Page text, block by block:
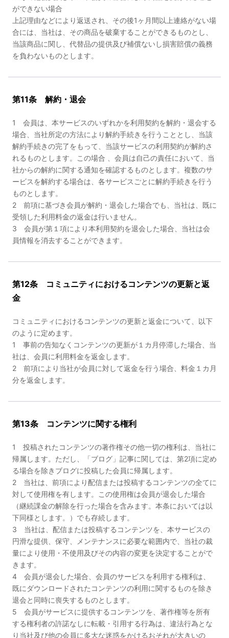
ができない場合
上記理由などにより返送され、その後1ヶ月間以上連絡がない場
合には、当社は、その商品を破棄することができるものとし、
当該商品に関し、代替品の提供及び補償ないし損害賠償の義務
を負わないものとします。
第11条 解約・退会
1 会員は、本サービスのいずれかを利用契約を解約・退会する
場合、当社所定の方法により解約手続きを行うこととし、当該
解約手続きの完了をもって、当該サービスの利用契約が解約さ
れるものとします。この場合 、会員は自己の責任において、当
社からの解約に関する通知を確認するものとします。複数のサ
ービスを解約する場合は、各サービスごとに解約手続きを行う
ものとします。
2 前項に基づき会員が解約・退会した場合でも、当社は、既に
受領した利用料金の返金は行いません。
3 会員が第１項により本利用契約を退会した場合、当社は会
員情報を消去することができます。
第12条 コミュニティにおけるコンテンツの更新と返
金
コミュニティにおけるコンテンツの更新と返金について、以下
のように定めます。
1 事前の告知なくコンテンツの更新が１カ月停滞した場合、当
社は、会員に利用料金を返金します。
2 前項により当社が会員に対して返金を行う場合、料金１カ月
分を返金します。
第13条 コンテンツに関する権利
1 投稿されたコンテンツの著作権その他一切の権利は、当社に
帰属します。ただし、「ブログ」記事に関しては、第2項に定め
る場合を除きブログに投稿した会員に帰属します。
2 当社は、前項により配信または投稿するコンテンツの全てに
対して使用権を有します。この使用権は会員が退会した場合
（継続課金の解除を行った場合を含みます。本条においては以
下同様とします。）でも存続します。
3 当社は、配信または投稿するコンテンツを、本サービスの
円滑な提供、保守、メンテナンスに必要な範囲内で、当社の裁
量により使用・不使用及びその内容の変更を決定することがで
きます。
4 会員が退会した場合、会員のサービスを利用する権利は、
既にダウンロードされたコンテンツの利用に関するものを除き
退会と同時に喪失するものとします。
5 会員がサービスに提供するコンテンツを、著作権等を所有
する権利者の許諾なしに転載・引用する行為は、違法行為とな
り当社及び他の会員に多大な迷惑をかけるおそれが大きいの